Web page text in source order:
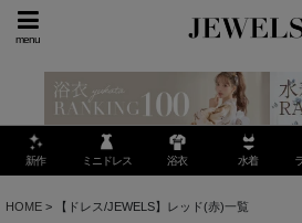
menu
新作 ミニドレス 浴衣 水着
HOME > 【ドレス/JEWELS】レッド(赤)一覧